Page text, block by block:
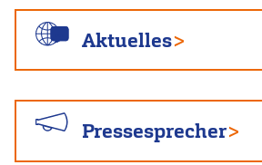
Aktuelles
Pressesprecher